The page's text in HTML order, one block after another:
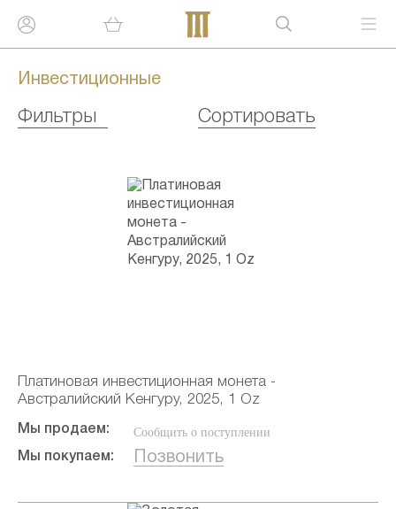
Инвестиционные
Фильтры Сортировать
Платиновая инвестиционная монета -
Австралийский Кенгуру, 2025, 1 Oz
Мы продаем: Сообщить о поступлении
Мы покупаем: Позвонить